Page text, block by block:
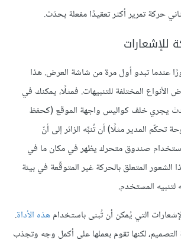
عندما تبدو أول مرة من شاشة العرض. هذا
الأنواع المختلفة للتنبيهات. فمثلًا، يمكنك في
يجري خلف كواليس واجهة الموقع (كحفظ
المدير مثلًا) أن تُنبِّه الزائر إلى أنّ
صندوق متحرك يظهر في مكان ما في
المتعلق بالحركة غير المتوقّعة في بيئة
المستخدم.
التي يُمكن أن تُبنى باستخدامهذه الأداة.
لكنها تقوم بعملها على أكمل وجه وتجذب